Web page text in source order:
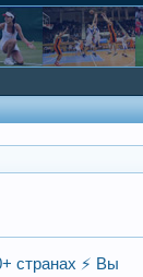
странах ⚡ Вы